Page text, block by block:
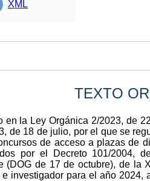
XML
TEXTO
en la Ley Orgánica 2/2023, de
de 18 de julio, por el que se
de acceso a plazas de
por el Decreto 101/
(DOG de 17 de octubre), de
investigador para el año